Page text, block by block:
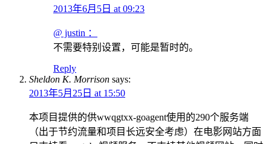
2013年6月5日 at 09:23
@ justin ：
不需要特别设置，可能是暂时的。
Reply
Sheldon K. Morrison says:
2013年5月25日 at 15:50
本项目提供的供wwqgtxx-goagent使用的290个服务端
（出于节约流量和项目长远安全考虑）在电影网站方面